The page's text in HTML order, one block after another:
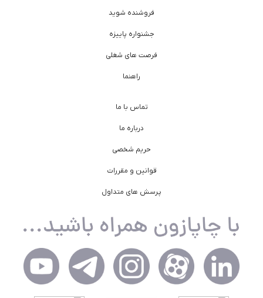
فروشنده شوید
جشنواره پاییزه
فرصت های شغلی
راهنما
تماس با ما
درباره ما
حریم شخصی
قوانین و مقررات
پرسش های متداول